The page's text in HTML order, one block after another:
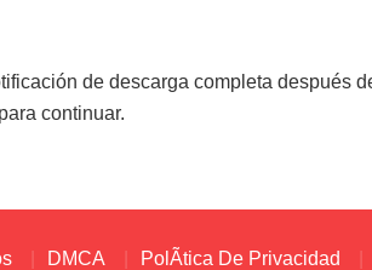
de descarga completa después
continuar.
DMCA PolÃ­tica De Privacidad